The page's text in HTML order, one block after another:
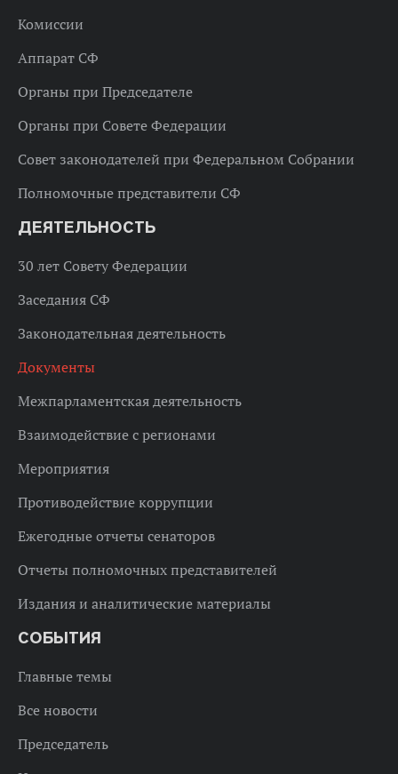
Комиссии
Аппарат СФ
Органы при Председателе
Органы при Совете Федерации
Совет законодателей при Федеральном Собрании
Полномочные представители СФ
ДЕЯТЕЛЬНОСТЬ
30 лет Совету Федерации
Заседания СФ
Законодательная деятельность
Документы
Межпарламентская деятельность
Взаимодействие с регионами
Мероприятия
Противодействие коррупции
Ежегодные отчеты сенаторов
Отчеты полномочных представителей
Издания и аналитические материалы
СОБЫТИЯ
Главные темы
Все новости
Председатель